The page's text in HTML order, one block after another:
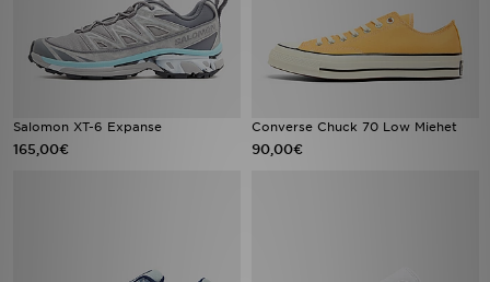
Salomon XT-6 Expanse
165,00€
Converse Chuck 70 Low Miehet
90,00€